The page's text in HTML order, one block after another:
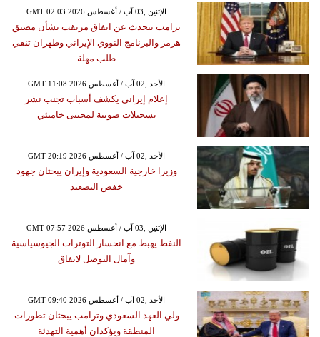
GMT 02:03 2026 الإثنين ,03 آب / أغسطس
ترامب يتحدث عن اتفاق مرتقب بشأن مضيق
هرمز والبرنامج النووي الإيراني وطهران تنفي
طلب مهلة
GMT 11:08 2026 الأحد ,02 آب / أغسطس
إعلام إيراني يكشف أسباب تجنب نشر
تسجيلات صوتية لمجتبى خامنئي
GMT 20:19 2026 الأحد ,02 آب / أغسطس
وزيرا خارجية السعودية وإيران يبحثان جهود
خفض التصعيد
GMT 07:57 2026 الإثنين ,03 آب / أغسطس
النفط يهبط مع انحسار التوترات الجيوسياسية
وآمال التوصل لاتفاق
GMT 09:40 2026 الأحد ,02 آب / أغسطس
ولي العهد السعودي وترامب يبحثان تطورات
المنطقة ويؤكدان أهمية التهدئة